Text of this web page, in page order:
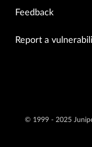
Feedback
Report a
© 1999 - 2025